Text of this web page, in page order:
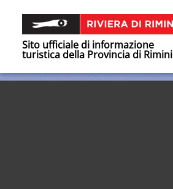
Sito ufficiale di informazione
turistica della Provincia di Rimini